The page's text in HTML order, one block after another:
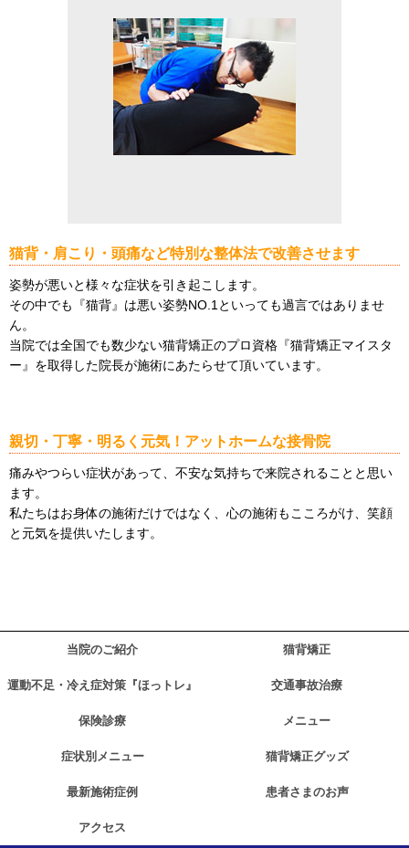
猫背・肩こり・頭痛など特別な整体法で改善させます
姿勢が悪いと様々な症状を引き起こします。
その中でも『猫背』は悪い姿勢NO.1といっても過言ではありませ
ん。
当院では全国でも数少ない猫背矯正のプロ資格『猫背矯正マイスタ
ー』を取得した院長が施術にあたらせて頂いています。
親切・丁寧・明るく元気！アットホームな接骨院
痛みやつらい症状があって、不安な気持ちで来院されることと思い
ます。
私たちはお身体の施術だけではなく、心の施術もこころがけ、笑顔
と元気を提供いたします。
当院のご紹介 猫背矯正
運動不足・冷え症対策『ほっトレ』 交通事故治療
保険診療 メニュー
症状別メニュー 猫背矯正グッズ
最新施術症例 患者さまのお声
アクセス